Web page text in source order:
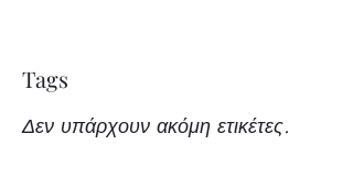
Tags
Δεν υπάρχουν ακόμη ετικέτες.